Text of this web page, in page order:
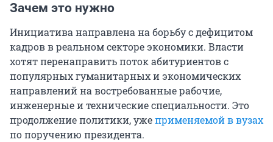
Зачем это нужно
Инициатива направлена на борьбу с дефицитом
кадров в реальном секторе экономики. Власти
хотят перенаправить поток абитуриентов с
популярных гуманитарных и экономических
направлений на востребованные рабочие,
инженерные и технические специальности. Это
продолжение политики, ужеприменяемой в вузах
по поручению президента.